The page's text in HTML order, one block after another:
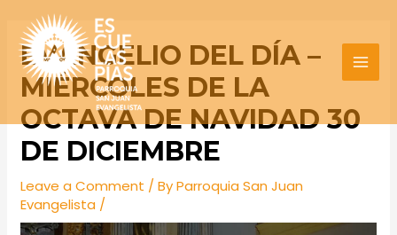
content
EVANGELIO DEL DÍA –
MIÉRCOLES DE LA
OCTAVA DE NAVIDAD 30
DE DICIEMBRE
Leave a Comment / ByParroquia San Juan
Evangelista /
Post
navigation